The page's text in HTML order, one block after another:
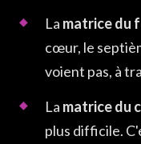
La matrice du
cœur, le
voient pas, à
La matrice du
plus difficile.